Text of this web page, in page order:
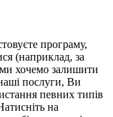
програму,
(наприклад, за
хочемо залишити
послуги, Ви
певних типів
на